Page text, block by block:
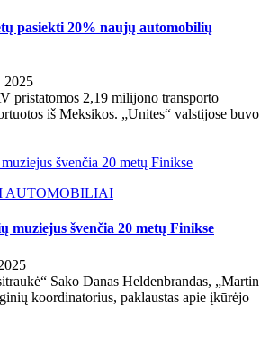
pasiekti 20% naujų automobilių
2025
pristatomos 2,19 milijono transporto
iš Meksikos. „Unites“ valstijose buvo
švenčia 20 metų Finikse
AUTOMOBILIAI
muziejus švenčia 20 metų Finikse
Sako Danas Heldenbrandas, „Martin
koordinatorius, paklaustas apie įkūrėjo